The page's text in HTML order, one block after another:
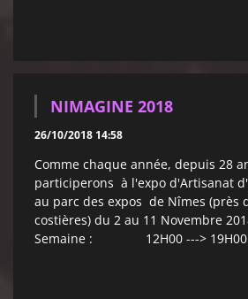
NIMAGINE 2018
26/10/2018 14:58
Comme chaque année, depuis 28
participerons à l'expo d'Artisanat
au parc des expos de Nîmes (près
costières) du 2 au 11 Novembre
Semaine : 12H00 ---> 19H00